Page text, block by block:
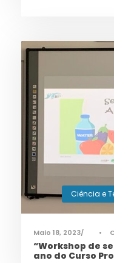
Ciência e
Maio 18, 2023 •
“Workshop de
ano do Curso